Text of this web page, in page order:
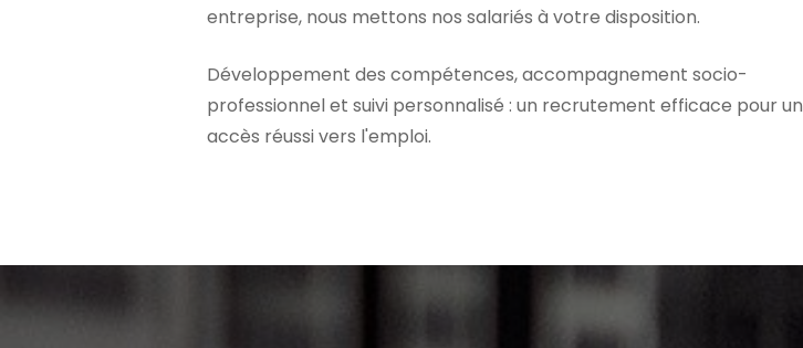
entreprise, nous mettons nos salariés à votre disposition.
Développement des compétences, accompagnement socio-
professionnel et suivi personnalisé : un recrutement efficace pour un
accès réussi vers l'emploi.